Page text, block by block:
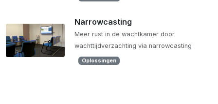
Narrowcasting
Meer rust in de wachtkamer door
wachttijdverzachting via narrowcasting
Oplossingen